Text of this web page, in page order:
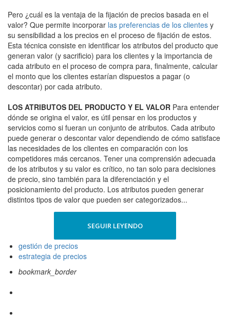
Pero ¿cuál es la ventaja de la fijación de precios basada en el
valor? Que permite incorporar las preferencias de los clientes y
su sensibilidad a los precios en el proceso de fijación de estos.
Esta técnica consiste en identificar los atributos del producto que
generan valor (y sacrificio) para los clientes y la importancia de
cada atributo en el proceso de compra para, finalmente, calcular
el monto que los clientes estarían dispuestos a pagar (o
descontar) por cada atributo.
LOS ATRIBUTOS DEL PRODUCTO Y EL VALOR Para entender
dónde se origina el valor, es útil pensar en los productos y
servicios como si fueran un conjunto de atributos. Cada atributo
puede generar o descontar valor dependiendo de cómo satisface
las necesidades de los clientes en comparación con los
competidores más cercanos. Tener una comprensión adecuada
de los atributos y su valor es crítico, no tan solo para decisiones
de precio, sino también para la diferenciación y el
posicionamiento del producto. Los atributos pueden generar
distintos tipos de valor que pueden ser categorizados...
SEGUIR LEYENDO
gestión de precios
estrategia de precios
bookmark_border